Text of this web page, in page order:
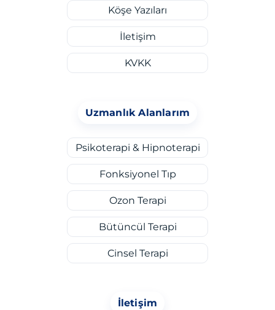
Köşe Yazıları
İletişim
KVKK
Uzmanlık Alanlarım
Psikoterapi & Hipnoterapi
Fonksiyonel Tıp
Ozon Terapi
Bütüncül Terapi
Cinsel Terapi
İletişim